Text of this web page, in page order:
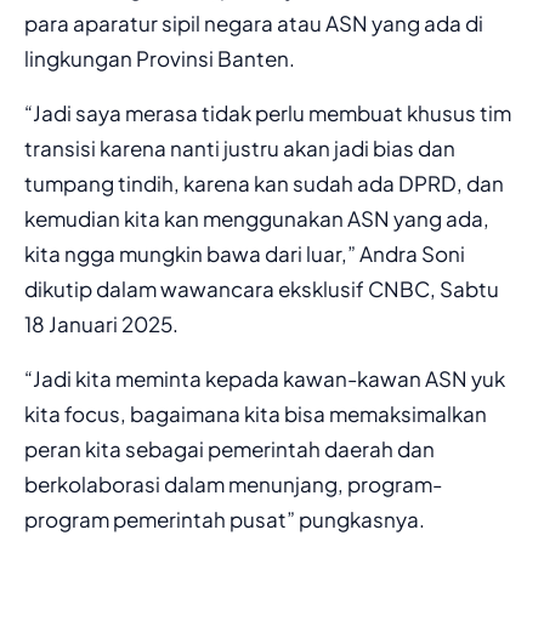
para aparatur sipil negara atau ASN yang ada di
lingkungan Provinsi Banten.
“Jadi saya merasa tidak perlu membuat khusus tim
transisi karena nanti justru akan jadi bias dan
tumpang tindih, karena kan sudah ada DPRD, dan
kemudian kita kan menggunakan ASN yang ada,
kita ngga mungkin bawa dari luar,” Andra Soni
dikutip dalam wawancara eksklusif CNBC, Sabtu
18 Januari 2025.
“Jadi kita meminta kepada kawan-kawan ASN yuk
kita focus, bagaimana kita bisa memaksimalkan
peran kita sebagai pemerintah daerah dan
berkolaborasi dalam menunjang, program-
program pemerintah pusat” pungkasnya.